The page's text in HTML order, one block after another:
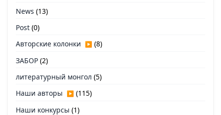
News (13)
Post (0)
Авторские колонки ▶ (8)
ЗАБОР (2)
литературный монгол (5)
Наши авторы ▶ (115)
Наши конкурсы (1)